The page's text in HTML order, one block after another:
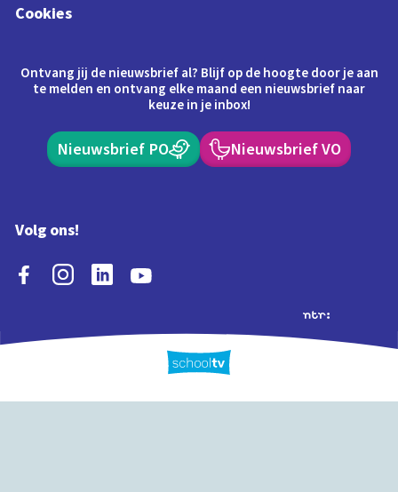
Cookies
Ontvang jij de nieuwsbrief al? Blijf op de hoogte door je aan
te melden en ontvang elke maand een nieuwsbrief naar
keuze in je inbox!
Nieuwsbrief PO Nieuwsbrief VO
Volg ons!